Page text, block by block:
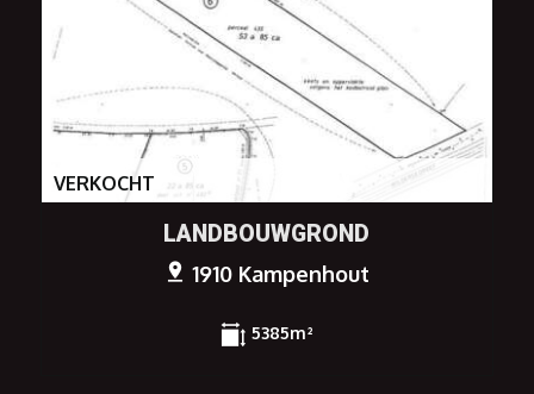
VERKOCHT
LANDBOUWGROND
1910 Kampenhout
5385m²